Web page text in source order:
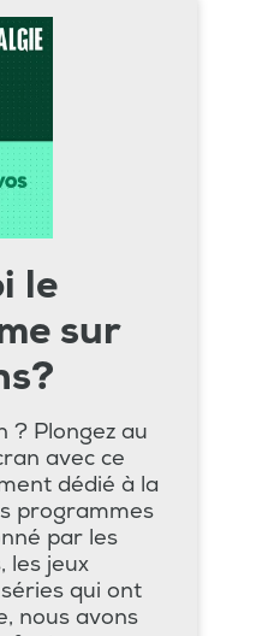
le
sur
? Plongez au
avec ce
dédié à la
programmes
par les
les jeux
qui ont
nous avons